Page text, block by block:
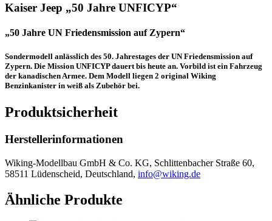
Kaiser Jeep „50 Jahre UNFICYP“
„50 Jahre UN Friedensmission auf Zypern“
Sondermodell anlässlich des 50. Jahrestages der UN Friedensmission auf
Zypern. Die Mission UNFICYP dauert bis heute an. Vorbild ist ein Fahrzeug
der kanadischen Armee. Dem Modell liegen 2 original Wiking
Benzinkanister in weiß als Zubehör bei.
Produktsicherheit
Herstellerinformationen
Wiking-Modellbau GmbH & Co. KG, Schlittenbacher Straße 60,
58511 Lüdenscheid, Deutschland, info@wiking.de
Ähnliche Produkte